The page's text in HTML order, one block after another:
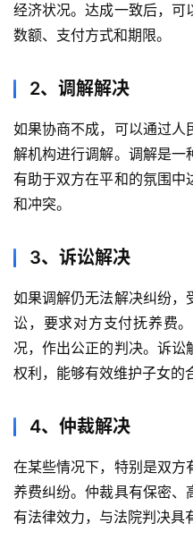
经济状况。达成一致后，可
数额、支付方式和期限。
2、调解解决
如果协商不成，可以通过人
解机构进行调解。调解是一
有助于双方在平和的氛围中
和冲突。
3、诉讼解决
如果调解仍无法解决纠纷，
讼，要求对方支付抚养费
况，作出公正的判决。诉讼
权利，能够有效维护子女的
4、仲裁解决
在某些情况下，特别是双方
养费纠纷。仲裁具有保密、
有法律效力，与法院判决具